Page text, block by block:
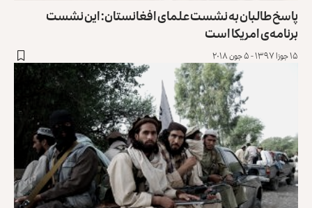
پاسخ طالبان به نشست علمای افغانستان: این نشست
برنامه‌ی امریکا است
۱۵ جوزا ۱۳۹۷ - ۵ جون ۲۰۱۸